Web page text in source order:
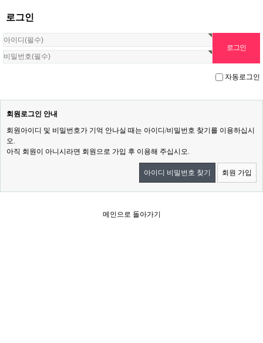
로그인
자동로그인
회원로그인 안내
회원아이디 및 비밀번호가 기억 안나실 때는 아이디/비밀번호 찾기를 이용하십시
오.
아직 회원이 아니시라면 회원으로 가입 후 이용해 주십시오.
아이디 비밀번호 찾기 회원 가입
메인으로 돌아가기